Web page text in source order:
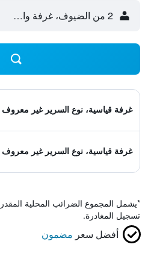
2 من الضيوف، غرفة واحدة
غرفة قياسية، نوع السرير غير معروف
غرفة قياسية، نوع السرير غير معروف
*يشمل المجموع الضرائب المحلية
تسجيل المغادرة.
أفضل سعر مضمون